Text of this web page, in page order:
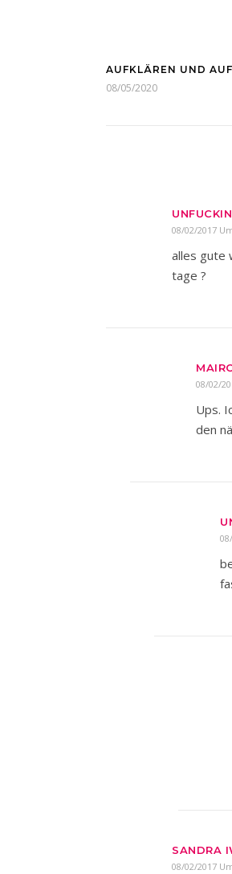
AUFKLÄREN UND
08/05/2020
08/02/2017
alles gute
tage ?
08/02/
Ups.
den
SANDRA
08/02/2017